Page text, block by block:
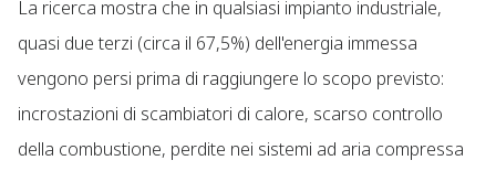
La ricerca mostra che in qualsiasi impianto industriale,
quasi due terzi (circa il 67,5%) dell'energia immessa
vengono persi prima di raggiungere lo scopo previsto:
incrostazioni di scambiatori di calore, scarso controllo
della combustione, perdite nei sistemi ad aria compressa